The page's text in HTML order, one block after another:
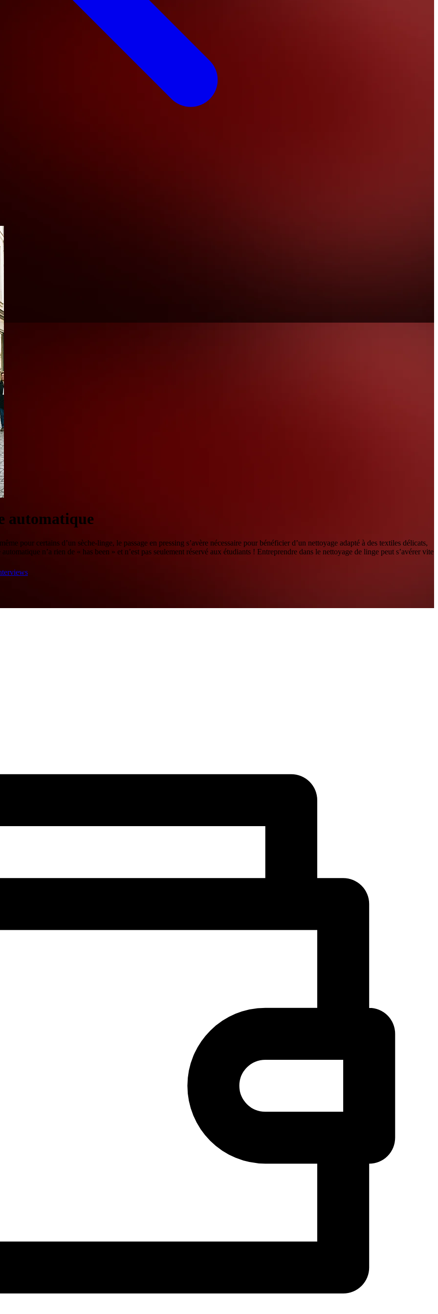
automatique
pour certains d’un sèche-linge, le passage en pressing s’avère nécessaire pour bénéficier d’un nettoyage adapté à des textiles délicats,
n’a rien de « has been » et n’est pas seulement réservé aux étudiants ! Entreprendre dans le nettoyage de linge peut s’avérer vite